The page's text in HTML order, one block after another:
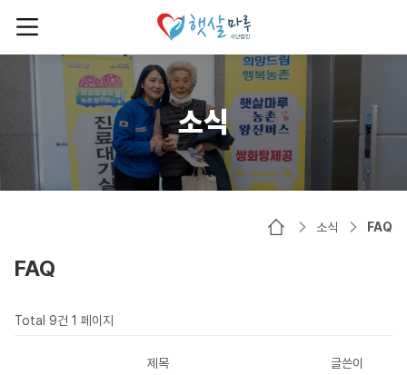
소식
소식 FAQ
FAQ
Total 9건 1 페이지
제목 글쓴이